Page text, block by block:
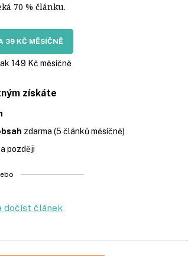
70 % článku.
39 KČ MĚSÍČNĚ
149 Kč měsíčně
získáte
zdarma (5 článků měsíčně)
později
dočíst článek